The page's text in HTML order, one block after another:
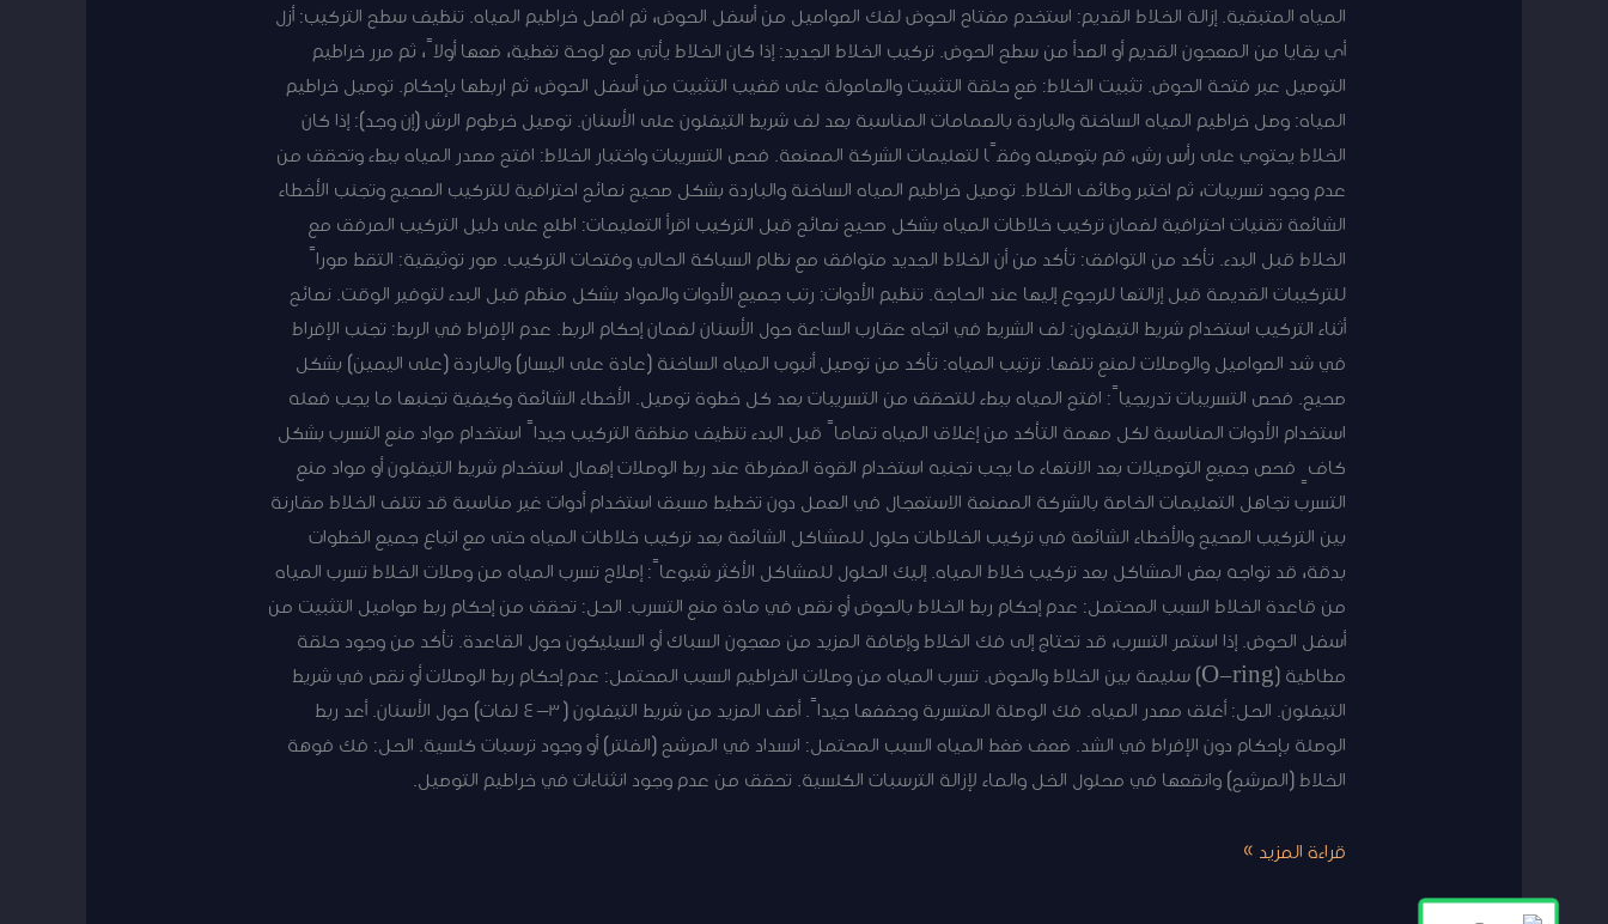
المياه المتبقية. إزالة الخلاط القديم: استخدم مفتاح الحوض لفك الصواميل من أسفل الحوض، ثم افصل خراطيم المياه. تنظيف سطح التركيب: أزل
أي بقايا من المعجون القديم أو الصدأ من سطح الحوض. تركيب الخلاط الجديد: إذا كان الخلاط يأتي مع لوحة تغطية، ضعها أولاً، ثم مرر خراطيم
التوصيل عبر فتحة الحوض. تثبيت الخلاط: ضع حلقة التثبيت والصامولة على قضيب التثبيت من أسفل الحوض، ثم اربطها بإحكام. توصيل خراطيم
المياه: وصل خراطيم المياه الساخنة والباردة بالصمامات المناسبة بعد لف شريط التيفلون على الأسنان. توصيل خرطوم الرش (إن وجد): إذا كان
الخلاط يحتوي على رأس رش، قم بتوصيله وفقًا لتعليمات الشركة المصنعة. فحص التسريبات واختبار الخلاط: افتح مصدر المياه ببطء وتحقق من
عدم وجود تسريبات، ثم اختبر وظائف الخلاط. توصيل خراطيم المياه الساخنة والباردة بشكل صحيح نصائح احترافية للتركيب الصحيح وتجنب الأخطاء
الشائعة تقنيات احترافية لضمان تركيب خلاطات المياه بشكل صحيح نصائح قبل التركيب اقرأ التعليمات: اطلع على دليل التركيب المرفق مع
الخلاط قبل البدء. تأكد من التوافق: تأكد من أن الخلاط الجديد متوافق مع نظام السباكة الحالي وفتحات التركيب. صور توثيقية: التقط صوراً
للتركيبات القديمة قبل إزالتها للرجوع إليها عند الحاجة. تنظيم الأدوات: رتب جميع الأدوات والمواد بشكل منظم قبل البدء لتوفير الوقت. نصائح
أثناء التركيب استخدام شريط التيفلون: لف الشريط في اتجاه عقارب الساعة حول الأسنان لضمان إحكام الربط. عدم الإفراط في الربط: تجنب الإفراط
في شد الصواميل والوصلات لمنع تلفها. ترتيب المياه: تأكد من توصيل أنبوب المياه الساخنة (عادة على اليسار) والباردة (على اليمين) بشكل
صحيح. فحص التسريبات تدريجياً: افتح المياه ببطء للتحقق من التسريبات بعد كل خطوة توصيل. الأخطاء الشائعة وكيفية تجنبها ما يجب فعله
استخدام الأدوات المناسبة لكل مهمة التأكد من إغلاق المياه تماماً قبل البدء تنظيف منطقة التركيب جيداً استخدام مواد منع التسرب بشكل
كافٍ فحص جميع التوصيلات بعد الانتهاء ما يجب تجنبه استخدام القوة المفرطة عند ربط الوصلات إهمال استخدام شريط التيفلون أو مواد منع
التسرب تجاهل التعليمات الخاصة بالشركة المصنعة الاستعجال في العمل دون تخطيط مسبق استخدام أدوات غير مناسبة قد تتلف الخلاط مقارنة
بين التركيب الصحيح والأخطاء الشائعة في تركيب الخلاطات حلول للمشاكل الشائعة بعد تركيب خلاطات المياه حتى مع اتباع جميع الخطوات
بدقة، قد تواجه بعض المشاكل بعد تركيب خلاط المياه. إليك الحلول للمشاكل الأكثر شيوعاً: إصلاح تسرب المياه من وصلات الخلاط تسرب المياه
من قاعدة الخلاط السبب المحتمل: عدم إحكام ربط الخلاط بالحوض أو نقص في مادة منع التسرب. الحل: تحقق من إحكام ربط صواميل التثبيت من
أسفل الحوض. إذا استمر التسرب، قد تحتاج إلى فك الخلاط وإضافة المزيد من معجون السباك أو السيليكون حول القاعدة. تأكد من وجود حلقة
مطاطية (O-ring) سليمة بين الخلاط والحوض. تسرب المياه من وصلات الخراطيم السبب المحتمل: عدم إحكام ربط الوصلات أو نقص في شريط
التيفلون. الحل: أغلق مصدر المياه. فك الوصلة المتسربة وجففها جيداً. أضف المزيد من شريط التيفلون (3-4 لفات) حول الأسنان. أعد ربط
الوصلة بإحكام دون الإفراط في الشد. ضعف ضغط المياه السبب المحتمل: انسداد في المرشح (الفلتر) أو وجود ترسبات كلسية. الحل: فك فوهة
الخلاط (المرشح) وانقعها في محلول الخل والماء لإزالة الترسبات الكلسية. تحقق من عدم وجود انثناءات في خراطيم التوصيل.
قراءة المزيد »